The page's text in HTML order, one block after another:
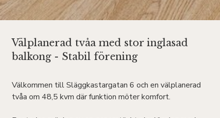
Välplanerad tvåa med stor inglasad
balkong - Stabil förening
Välkommen till Släggkastargatan 6 och en välplanerad
tvåa om 48,5 kvm där funktion möter komfort.